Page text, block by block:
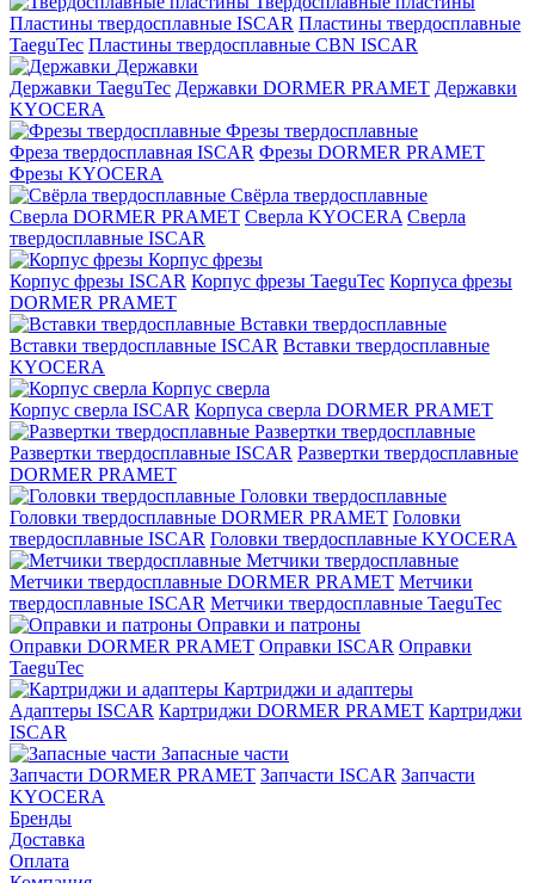
Пластины твердосплавные ISCAR Пластины твердосплавные
TaeguTec Пластины твердосплавные CBN ISCAR
Державки
Державки TaeguTec Державки DORMER PRAMET Державки
KYOCERA
Фрезы твердосплавные
Фреза твердосплавная ISCAR Фрезы DORMER PRAMET
Фрезы KYOCERA
Свёрла твердосплавные
Сверла DORMER PRAMET Сверла KYOCERA Сверла
твердосплавные ISCAR
Корпус фрезы
Корпус фрезы ISCAR Корпус фрезы TaeguTec Корпуса фрезы
DORMER PRAMET
Вставки твердосплавные
Вставки твердосплавные ISCAR Вставки твердосплавные
KYOCERA
Корпус сверла
Корпус сверла ISCAR Корпуса сверла DORMER PRAMET
Развертки твердосплавные
Развертки твердосплавные ISCAR Развертки твердосплавные
DORMER PRAMET
Головки твердосплавные
Головки твердосплавные DORMER PRAMET Головки
твердосплавные ISCAR Головки твердосплавные KYOCERA
Метчики твердосплавные
Метчики твердосплавные DORMER PRAMET Метчики
твердосплавные ISCAR Метчики твердосплавные TaeguTec
Оправки и патроны
Оправки DORMER PRAMET Оправки ISCAR Оправки
TaeguTec
Картриджи и адаптеры
Адаптеры ISCAR Картриджи DORMER PRAMET Картриджи
ISCAR
Запасные части
Запчасти DORMER PRAMET Запчасти ISCAR Запчасти
KYOCERA
Бренды
Доставка
Оплата